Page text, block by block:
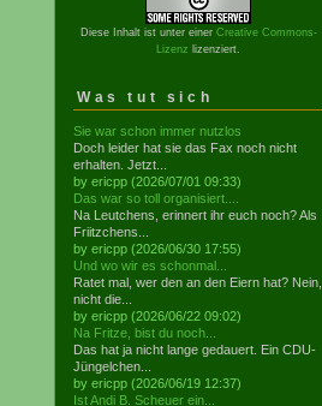
Diese Inhalt ist unter einer Creative Commons-
Lizenz lizenziert.
Was tut sich
Sie war schon immer nutzlos
Doch leider hat sie das Fax noch nicht
erhalten. Jetzt...
by ericpp (2026/07/01 09:33)
Das war so toll organisiert....
Na Leutchens, erinnert ihr euch noch? Als
Friitzchens...
by ericpp (2026/06/30 17:55)
Und wo wir es schonmal...
Ratet mal, wer den an den Eiern hat? Nein,
nicht die...
by ericpp (2026/06/22 09:02)
Na Fritze, bist du noch...
Das hat ja nicht lange gedauert. Ein CDU-
Jüngelchen...
by ericpp (2026/06/19 12:37)
Ist Andi B. Scheuer ein...